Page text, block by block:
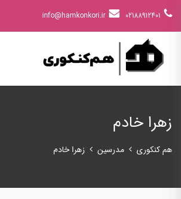
02188912401
info@hamkonkori.ir
زهرا خادم
هم کنکوری مدرسین زهرا خادم